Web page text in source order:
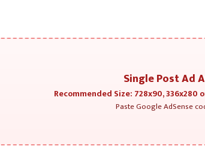
Single Post Ad
Recommended Size: 728x90,
Paste Google AdSense